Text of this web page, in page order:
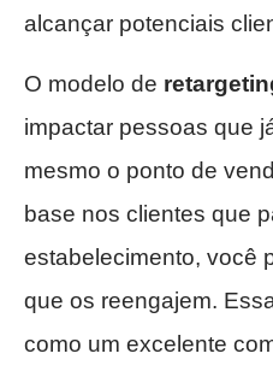
alcançar potenciais
O modelo de
impactar pessoas que
mesmo o ponto de
base nos clientes que
estabelecimento, você
que os reengajem.
como um excelente